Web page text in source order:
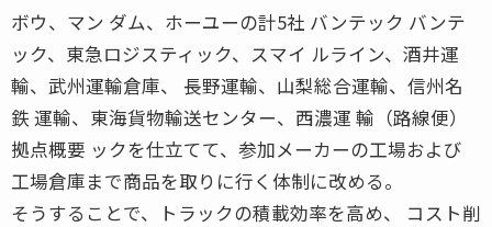
ボウ、マン ダム、ホーユーの計5社 バンテック バンテ
ック、東急ロジスティック、スマイ ルライン、酒井運
輸、武州運輸倉庫、 長野運輸、山梨総合運輸、信州名
鉄 運輸、東海貨物輸送センター、西濃運 輸（路線便）
拠点概要 ックを仕立てて、参加メーカーの工場および
工場倉庫まで商品を取りに行く体制に改める。
そうすることで、トラックの積載効率を高め、 コスト削